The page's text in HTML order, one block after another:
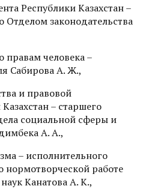
Республики Казахстан –
Отделом законодательства
правам человека –
Сабирова А. Ж.,
и правовой
– старшего
социальной сферы и
А. А.,
– исполнительного
нормотворческой работе
Канатова А. К.,